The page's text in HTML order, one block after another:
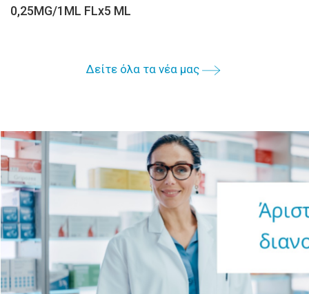
0,25MG/1ML FLx5 ML
Δείτε όλα τα νέα μας